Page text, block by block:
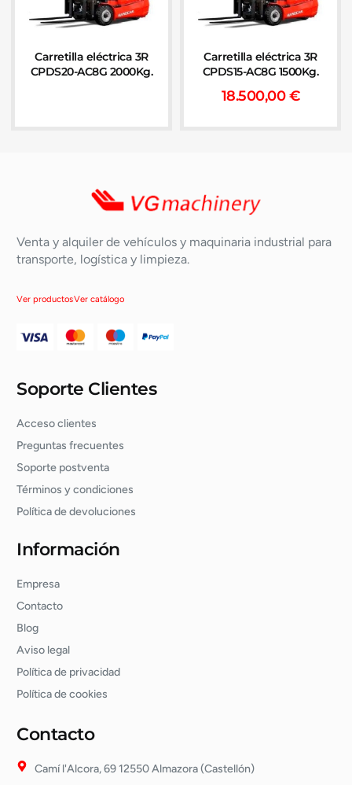
Carretilla eléctrica 3R
CPDS20-AC8G 2000Kg.
Carretilla eléctrica 3R
CPDS15-AC8G 1500Kg.
18.500,00€
Venta y alquiler de vehículos y maquinaria industrial para
transporte, logística y limpieza.
Ver productosVer catálogo
Soporte Clientes
Acceso clientes
Preguntas frecuentes
Soporte postventa
Términos y condiciones
Política de devoluciones
Información
Empresa
Contacto
Blog
Aviso legal
Política de privacidad
Política de cookies
Contacto
Camí l'Alcora, 69 12550 Almazora (Castellón)